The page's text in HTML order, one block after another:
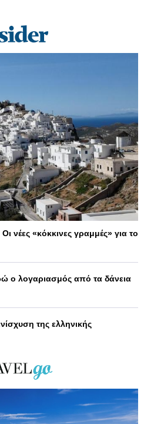
νέες «κόκκινες γραμμές» για το
ο λογαριασμός από τα δάνεια
της ελληνικής